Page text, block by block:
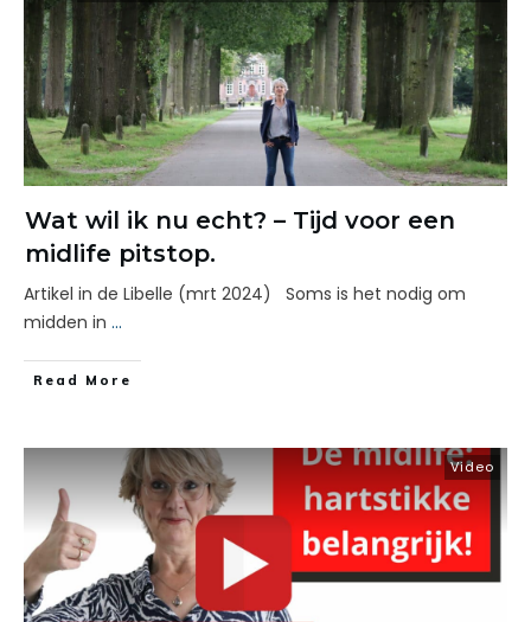
Wat wil ik nu echt? – Tijd voor een
midlife pitstop.
Artikel in de Libelle (mrt 2024) Soms is het nodig om
midden in ...
Read More
Video